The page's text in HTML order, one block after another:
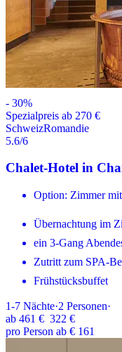
- 30%
Spezialpreis ab 270 €
SchweizRomandie
5.6/6
Chalet-Hotel in
Option: Zimmer
Übernachtung im
ein 3-Gang
Zutritt zum SPA-
Frühstücksbuffet
1-7 Nächte·2 Personen·
ab 461 € 322 €
pro Person ab € 161